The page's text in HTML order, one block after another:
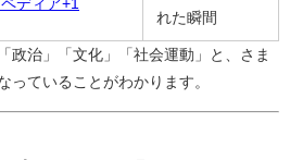
れた瞬間
政治」「文化」「社会運動」と、さま
っていることがわかります。